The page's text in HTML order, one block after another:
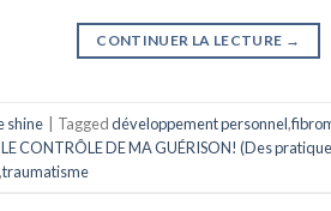
CONTINUER LA LECTURE →
shine | Taggeddéveloppement personnel,
LE CONTRÔLE DE MA GUÉRISON! (Des
,traumatisme